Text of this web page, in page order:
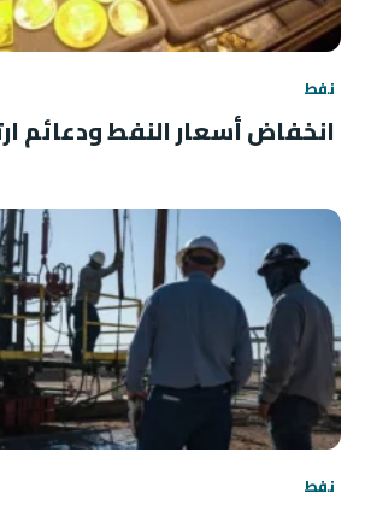
نفط
انخفاض أسعار النفط ودعائم
نفط